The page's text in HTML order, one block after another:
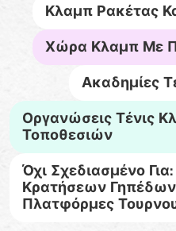
Κλαμπ Ρακέτας
Χώρα Κλαμπ Με
Ακαδημίες
Οργανώσεις Τένις
Τοποθεσιών
Όχι Σχεδιασμένο
Κρατήσεων
Πλατφόρμες